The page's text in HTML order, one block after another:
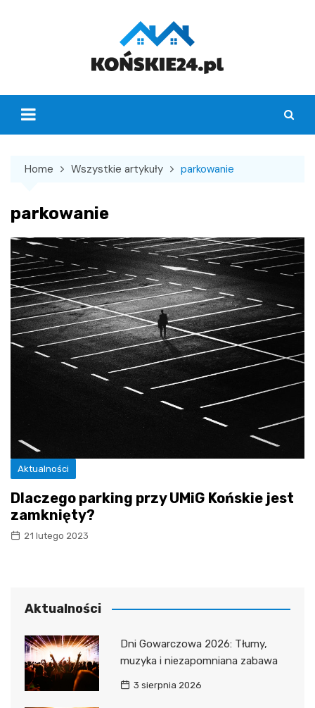
Home Wszystkie artykuły parkowanie
parkowanie
Aktualności
Dlaczego parking przy UMiG Końskie jest
zamknięty?
21 lutego 2023
Aktualności
Dni Gowarczowa 2026: Tłumy,
muzyka i niezapomniana zabawa
3 sierpnia 2026